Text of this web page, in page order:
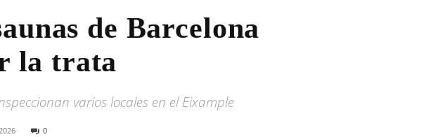
de Barcelona
la trata
varios locales en el Eixample
0